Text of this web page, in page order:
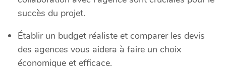
succès du projet.
Établir un budget réaliste et comparer les devis
des agences vous aidera à faire un choix
économique et efficace.